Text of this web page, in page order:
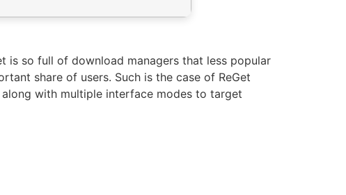
is so full of download managers that less popular
share of users. Such is the case of ReGet
with multiple interface modes to target